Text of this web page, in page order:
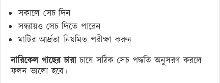
সকালে সেচ দিন
সন্ধ্যায়ও সেচ দিতে পারেন
মাটির আর্দ্রতা নিয়মিত পরীক্ষা করুন
নারিকেল গাছের চারাচাষে সঠিক সেচ পদ্ধতি অনুসরণ করলে
ফলন ভালো হবে।